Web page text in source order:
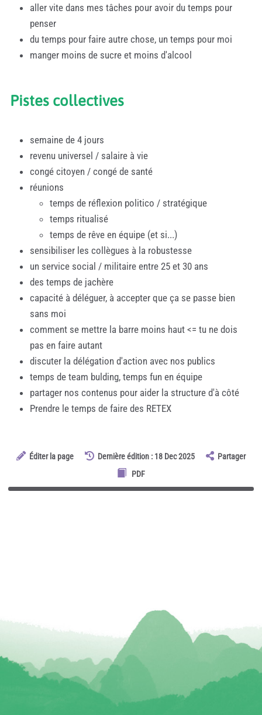
aller vite dans mes tâches pour avoir du temps pour
penser
du temps pour faire autre chose, un temps pour moi
manger moins de sucre et moins d'alcool
Pistes collectives
semaine de 4 jours
revenu universel / salaire à vie
congé citoyen / congé de santé
réunions
temps de réflexion politico / stratégique
temps ritualisé
temps de rêve en équipe (et si...)
sensibiliser les collègues à la robustesse
un service social / militaire entre 25 et 30 ans
des temps de jachère
capacité à déléguer, à accepter que ça se passe bien
sans moi
comment se mettre la barre moins haut <= tu ne dois
pas en faire autant
discuter la délégation d'action avec nos publics
temps de team bulding, temps fun en équipe
partager nos contenus pour aider la structure d'à côté
Prendre le temps de faire des RETEX
Éditer la page Dernière édition : 18 Dec 2025
Partager
PDF